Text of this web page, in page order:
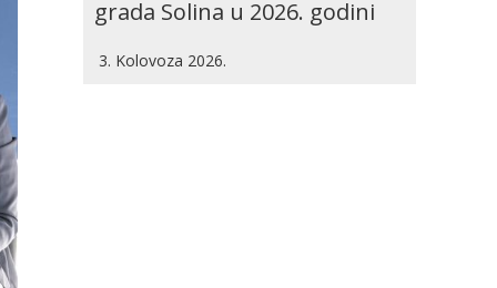
grada Solina u 2026. godini
3. Kolovoza 2026.